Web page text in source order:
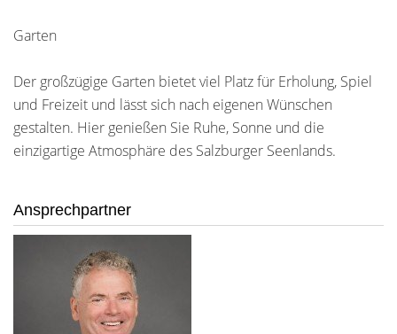
Garten
Der großzügige Garten bietet viel Platz für Erholung, Spiel
und Freizeit und lässt sich nach eigenen Wünschen
gestalten. Hier genießen Sie Ruhe, Sonne und die
einzigartige Atmosphäre des Salzburger Seenlands.
Ansprechpartner